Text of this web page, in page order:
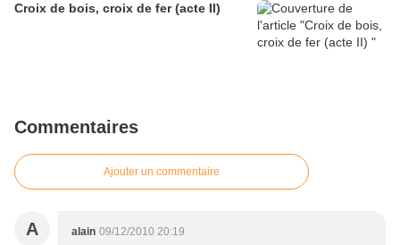
Croix de bois, croix de fer (acte II)
Commentaires
Ajouter un commentaire
A alain 09/12/2010 20:19